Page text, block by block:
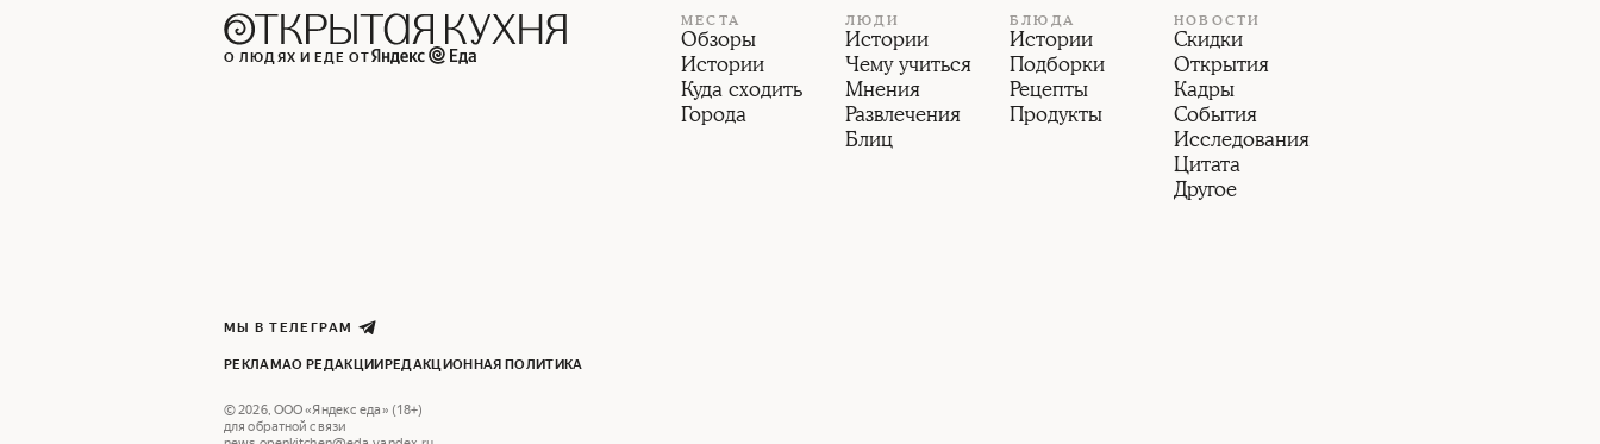
О ЛЮДЯХ И ЕДЕ ОТ
МЕСТА
Обзоры
Истории
Куда сходить
Города
ЛЮДИ
Истории
Чему учиться
Мнения
Развлечения
Блиц
БЛЮДА
Истории
Подборки
Рецепты
Продукты
НОВОСТИ
Скидки
Открытия
Кадры
События
Исследования
Цитата
Другое
МЫ В ТЕЛЕГРАМ
РЕКЛАМАО РЕДАКЦИИ РЕДАКЦИОННАЯ ПОЛИТИКА
©2026, ООО «Яндекс еда» (18+)
для обратной связи